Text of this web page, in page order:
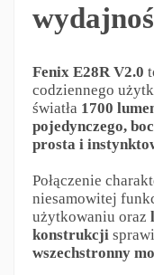
Fenix E28R V2.0
codziennego
światła 1700
pojedynczego,
prosta i
Połączenie
niesamowitej
użytkowaniu oraz
konstrukcji
wszechstronny